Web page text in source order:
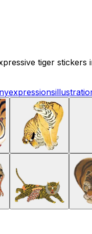
tiger stickers
expressions